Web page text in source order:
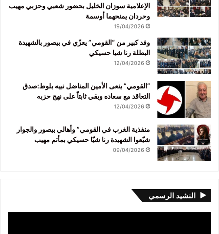
الإعلامية سوزان الخليل بحضور شعبي وحزبي مهيب
وحردان يمنحهما أوسمة
19/04/2026
وفد كبير من “القومي” يعزّي في بيصور بالشهيدة
البطلة رنا شيا حسيكي
12/04/2026
“القومي” ينعى الأمين المناضل نبيه بلوط:صدق
التعاقد مع سعاده وبقي ثابتاً على نهج حزبه
12/04/2026
منفذية الغرب في القومي” وأهالي بيصور والجوار
شيّعوا الشهيدة رنا شيّا حسيكي بمأتم مهيب
09/04/2026
النشيد الرسمي